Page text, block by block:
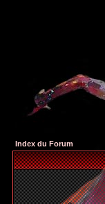
Index du Forum